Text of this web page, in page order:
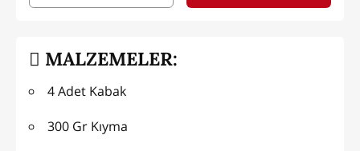
MALZEMELER:
4 Adet Kabak
300 Gr Kıyma